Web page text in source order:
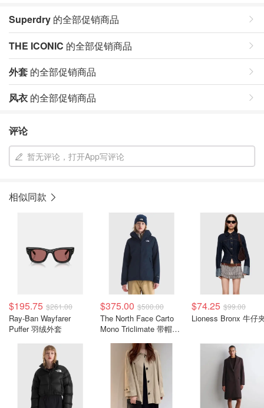
Superdry 的全部促销商品
THE ICONIC 的全部促销商品
外套 的全部促销商品
风衣 的全部促销商品
评论
暂无评论，打开App写评论
相似同款
$195.75 $261.00
Ray-Ban Wayfarer
Puffer 羽绒外套
$375.00 $500.00
The North Face Carto
Mono Triclimate 带帽夹
$74.25 $99.00
Lioness Bronx 牛仔